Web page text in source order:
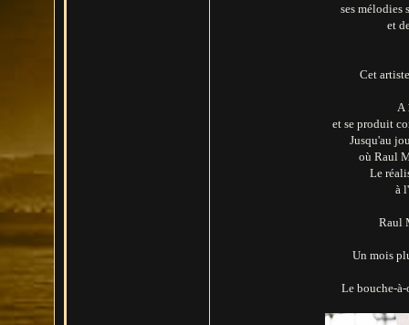
ses mélodies
et
Cet
A
et se produit
Jusqu'au
où Raul
Le
à
Raul
Un mois
Le bouche-